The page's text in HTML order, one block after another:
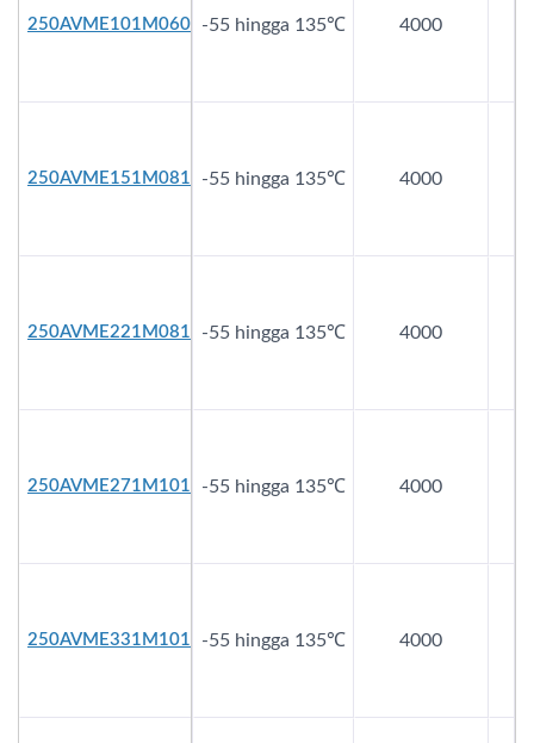
-55 hingga 135℃ 4000
-55 hingga 135℃ 4000
-55 hingga 135℃ 4000
-55 hingga 135℃ 4000
-55 hingga 135℃ 4000
250AVME101M0608
250AVME151M0810
250AVME221M0810
250AVME271M1010
250AVME331M1010